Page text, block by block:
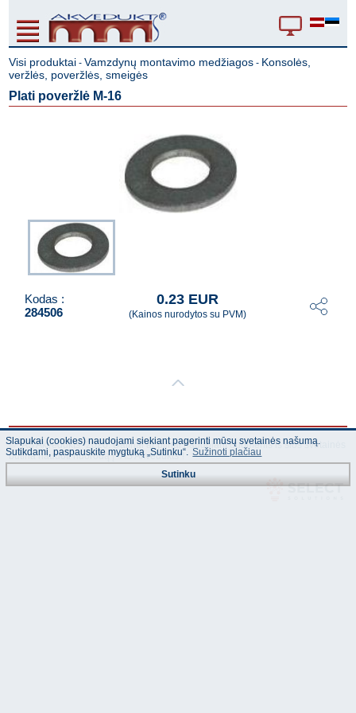
Visi produktai -Vamzdynų montavimo medžiagos - Konsolės,
veržlės, poveržlės, smeigės
Plati poveržlė M-16
Kodas :
284506
0.23 EUR
(Kainos nurodytos su PVM)
© "AS Akvedukts" 2026. Dalinai ar pilnai naudojant duomenis iš šios svetainės
būtina naudoti nuorodą Į "AS Akvedukts"!
Slapukai (cookies) naudojami siekiant pagerinti mūsų svetainės našumą.
Sutikdami, paspauskite mygtuką „Sutinku“. Sužinoti plačiau
Sutinku